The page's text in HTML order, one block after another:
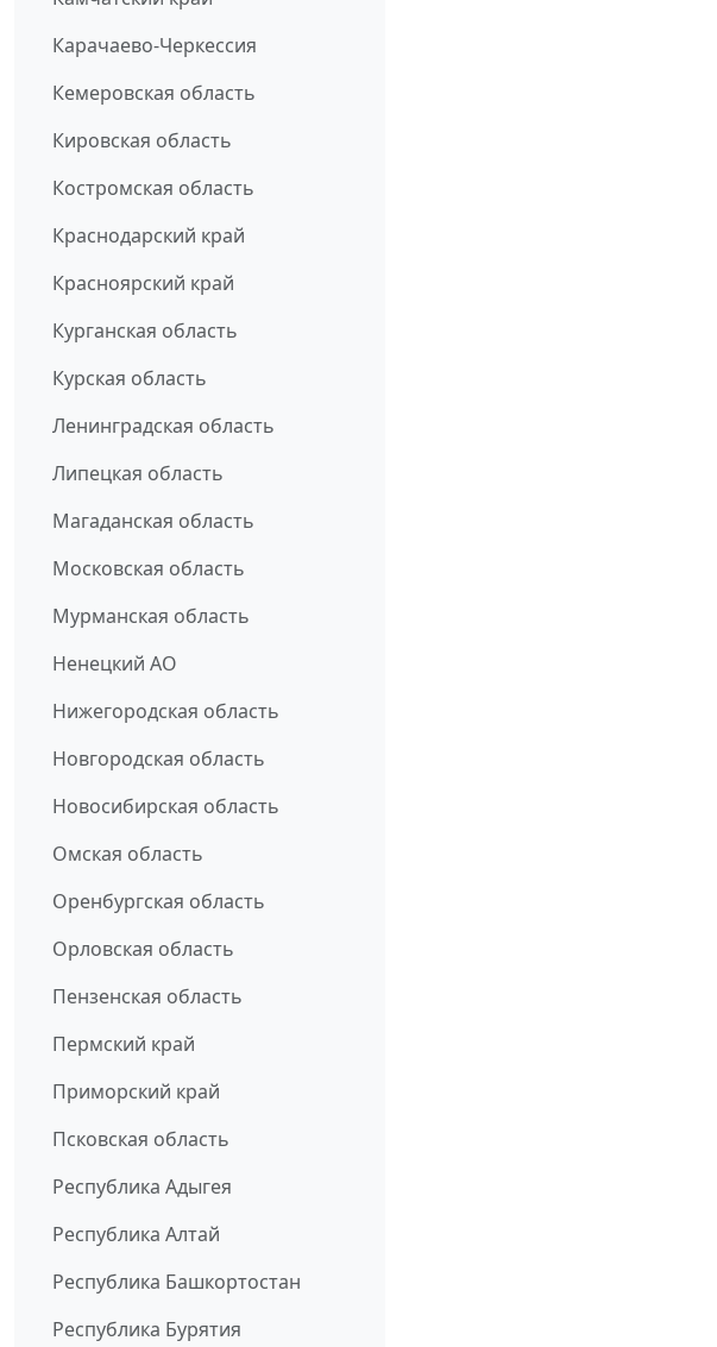
Карачаево-Черкессия
Кемеровская область
Кировская область
Костромская область
Краснодарский край
Красноярский край
Курганская область
Курская область
Ленинградская область
Липецкая область
Магаданская область
Московская область
Мурманская область
Ненецкий АО
Нижегородская область
Новгородская область
Новосибирская область
Омская область
Оренбургская область
Орловская область
Пензенская область
Пермский край
Приморский край
Псковская область
Республика Адыгея
Республика Алтай
Республика Башкортостан
Республика Бурятия